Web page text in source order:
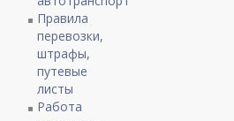
Правила
перевозки,
штрафы,
путевые
листы
Работа